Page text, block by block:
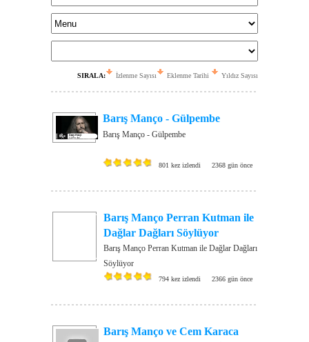
SIRALA: İzlenme Sayısı Eklenme Tarihi Yıldız Sayısı
Barış Manço - Gülpembe
Barış Manço - Gülpembe
801 kez izlendi 2368 gün önce
Barış Manço Perran Kutman ile
Dağlar Dağları Söylüyor
Barış Manço Perran Kutman ile Dağlar Dağları
Söylüyor
794 kez izlendi 2366 gün önce
Barış Manço ve Cem Karaca